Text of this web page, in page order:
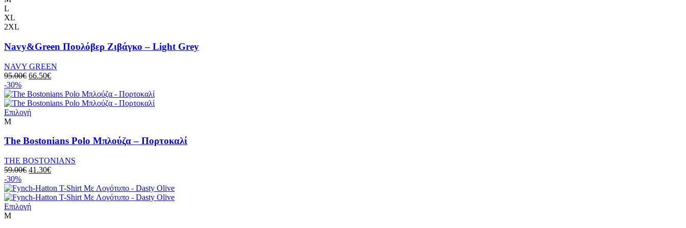
L
XL
2XL
Navy&Green Πουλόβερ Ζιβάγκο – Light Grey
NAVY GREEN
95.00€ 66.50€
-30%
Επιλογή
M
The Bostonians Polo Μπλούζα – Πορτοκαλί
THE BOSTONIANS
59.00€ 41.30€
-30%
Επιλογή
M